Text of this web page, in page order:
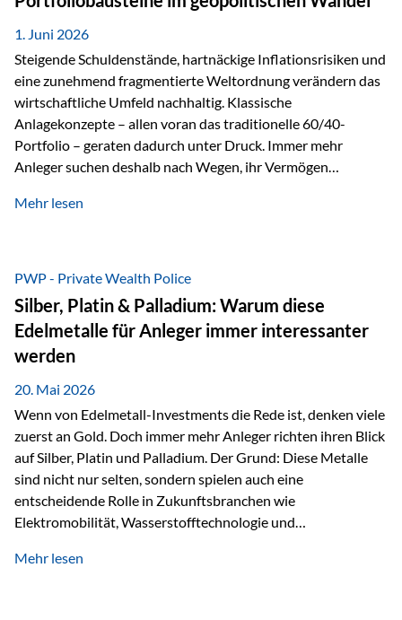
eine schwächere Nachfrage in wichtigen Exportmärkten
beeinflussen auch die liechtensteinische Wirtschaft.
Dennoch sieht…
1. Juni 2026
Steigende Schuldenstände, hartnäckige Inflationsrisiken und
eine zunehmend fragmentierte Weltordnung verändern das
wirtschaftliche Umfeld nachhaltig. Klassische
Anlagekonzepte – allen voran das traditionelle 60/40-
Portfolio – geraten dadurch unter Druck. Immer mehr
Anleger suchen deshalb nach Wegen, ihr Vermögen
Unsicherheit abzusichern. Genau hier rücken reale und
monetäre Rolle zurück Gold erlebt derzeit eine
bemerkenswerte Renaissance als monetärer Wertspeicher.
Treiber sind Rekordkäufe der Zentralbanken, geopolitische
Spannungen und ein schleichender Vertrauensverlust in
ungedeckte Papierwährungen. Wie groß dieser
Vertrauensverlust ausfällt, zeigt ein nüchterner
Mehr lesen
PWP - Private Wealth Police
Silber, Platin & Palladium: Warum diese
Edelmetalle für Anleger immer interessanter
werden
20. Mai 2026
Wenn von Edelmetall-Investments die Rede ist, denken viele
zuerst an Gold. Doch immer mehr Anleger richten ihren Blick
auf Silber, Platin und Palladium. Der Grund: Diese Metalle
sind nicht nur selten, sondern spielen auch eine
entscheidende Rolle in Zukunftsbranchen wie
Elektromobilität, Wasserstofftechnologie und
Faktoren für Investoren – begrenztes Angebot und
Mehr lesen